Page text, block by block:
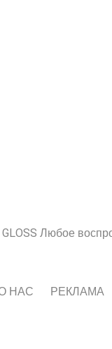
Любое
НАС РЕКЛАМА